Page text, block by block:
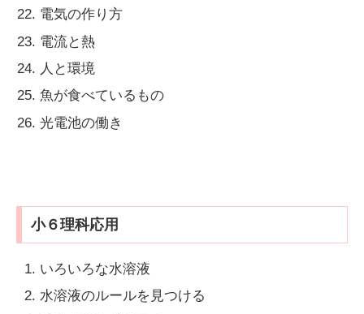
電気の作り方
電流と熱
人と環境
魚が食べているもの
光電池の働き
小６理科応用
いろいろな水溶液
水溶液のルールを見つける